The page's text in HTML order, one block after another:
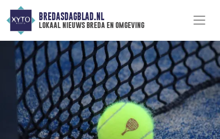
BREDASDAGBLAD.NL
lokaal nieuws breda en omgeving